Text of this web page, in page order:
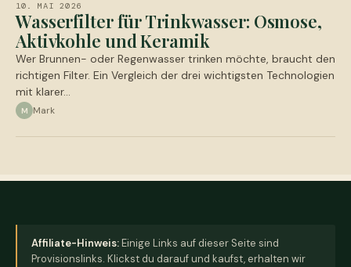
10. MAI 2026
Wasserfilter für Trinkwasser: Osmose,
Aktivkohle und Keramik
Wer Brunnen- oder Regenwasser trinken möchte, braucht den
richtigen Filter. Ein Vergleich der drei wichtigsten Technologien
mit klarer…
M Mark
Affiliate-Hinweis:Einige Links auf dieser Seite sind
Provisionslinks. Klickst du darauf und kaufst, erhalten wir